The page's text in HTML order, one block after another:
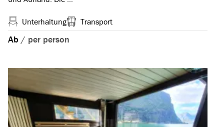
Unterhaltung Transport
Ab / per person